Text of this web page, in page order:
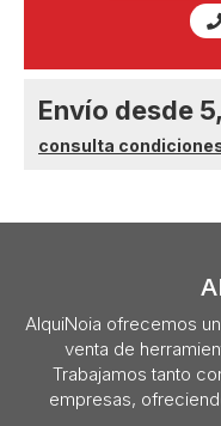
Envío desde
consulta
AlquiNoia ofrecemos
venta de
Trabajamos tanto
empresas,